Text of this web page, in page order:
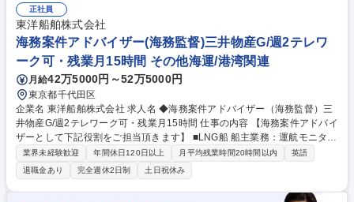
部...工務、海務 ※港湾運送業務の作業員・船員業務は含みません。 【採用
目的】事業拡大のため増員 募集職種 【江東区/オープンポジション】船
員・海運業経験者の募集/センコーGで安定！
正社員
東洋船舶株式会社
海務案件アドバイザー(海務監督)三井物産G/週2テレワ
ーク可・残業月15時間 その他海運/港湾関連
月給42万5000円～52万5000円
東京都千代田区
企業名 東洋船舶株式会社 求人名 ◆海務案件アドバイザー（海務監督）三
井物産G/週2テレワーク可・残業月15時間 仕事の内容 【海務案件アドバイ
ザーとして下記役割をご担当頂きます】 ■LNG船 船主業務：運航モニタリ
ング、運航に関する用船者との折衝アドバス、オフハイヤ検証 ■用船仲介
船の運航に関する港湾事情、貨物、荷役、条約・規則に関する調査、社内
担当者への解説、船主に対する直接的なアドバイス、コンサルティング■
顧客船主保有船に関する技術的なトラブル問合せ対応 ■海事情報の定期的
業界未経験歓迎 年間休日120日以上 月平均残業時間20時間以内
英語
退職金あり
完全週休2日制 土日祝休み